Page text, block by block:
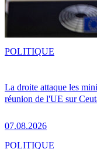
La droite attaque les
réunion de l'UE sur
07.08.2026
POLITIQUE
POLITIQUE